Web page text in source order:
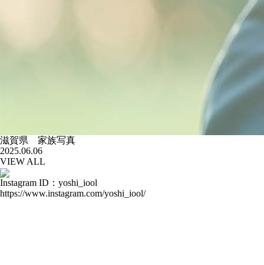
滋賀県 家族写真
2025.06.06
VIEW ALL
Instagram ID：yoshi_iool
https://www.instagram.com/yoshi_iool/